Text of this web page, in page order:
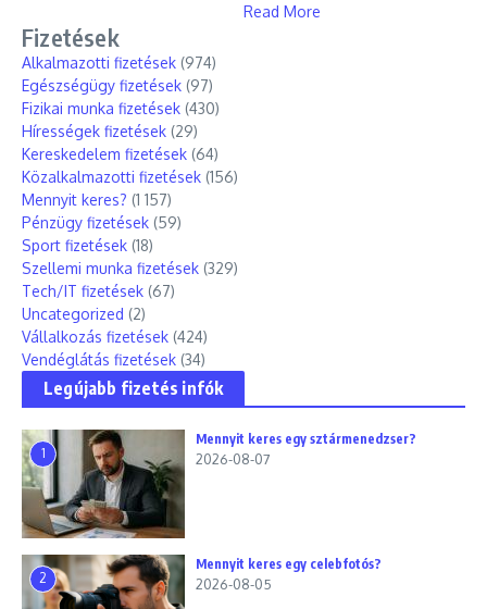
Read More
Fizetések
Alkalmazotti fizetések (974)
Egészségügy fizetések (97)
Fizikai munka fizetések (430)
Hírességek fizetések (29)
Kereskedelem fizetések (64)
Közalkalmazotti fizetések (156)
Mennyit keres? (1 157)
Pénzügy fizetések (59)
Sport fizetések (18)
Szellemi munka fizetések (329)
Tech/IT fizetések (67)
Uncategorized (2)
Vállalkozás fizetések (424)
Vendéglátás fizetések (34)
Legújabb fizetés infók
1
Mennyit keres egy sztármenedzser?
2026-08-07
2
Mennyit keres egy celebfotós?
2026-08-05